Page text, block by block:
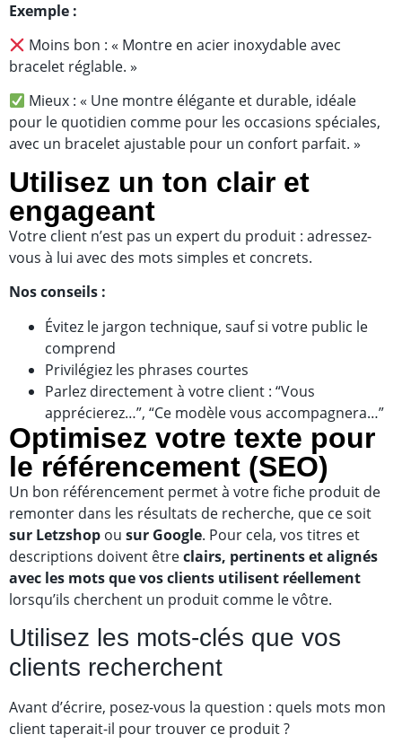
Exemple :
Moins bon : « Montre en acier inoxydable avec
bracelet réglable. »
Mieux : « Une montre élégante et durable, idéale
pour le quotidien comme pour les occasions spéciales,
avec un bracelet ajustable pour un confort parfait. »
Utilisez un ton clair et
engageant
Votre client n’est pas un expert du produit : adressez-
vous à lui avec des mots simples et concrets.
Nos conseils :
Évitez le jargon technique, sauf si votre public le
comprend
Privilégiez les phrases courtes
Parlez directement à votre client : “Vous
apprécierez…”, “Ce modèle vous accompagnera…”
Optimisez votre texte pour
le référencement (SEO)
Un bon référencement permet à votre fiche produit de
remonter dans les résultats de recherche, que ce soit
sur Letzshop ou sur Google. Pour cela, vos titres et
descriptions doivent êtreclairs, pertinents et alignés
avec les mots que vos clients utilisent réellement
lorsqu’ils cherchent un produit comme le vôtre.
Utilisez les mots-clés que vos
clients recherchent
Avant d’écrire, posez-vous la question : quels mots mon
client taperait-il pour trouver ce produit ?